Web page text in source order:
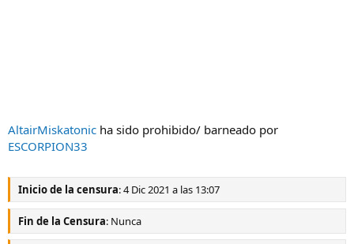
AltairMiskatonic ha sido prohibido/ barneado por
ESCORPION33
Inicio de la censura: 4 Dic 2021 a las 13:07
Fin de la Censura: Nunca